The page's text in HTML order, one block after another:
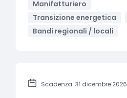
Manifatturiero
Transizione energetica
Bandi regionali / locali
Scadenza: 31 dicembre 2026